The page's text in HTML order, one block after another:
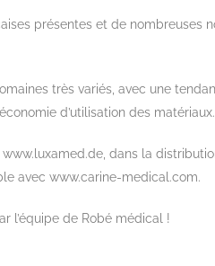
présentes et de nombreuses
très variés, avec une
d’utilisation des matériaux.
dans la
avec www.carine-medical.com.
l’équipe de Robé médical !